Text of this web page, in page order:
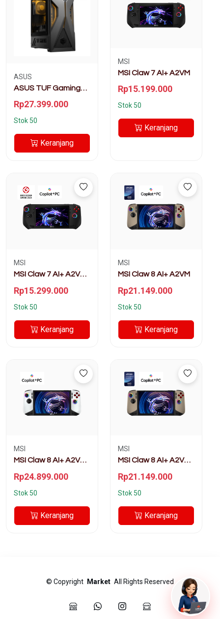
ASUS
ASUS TUF Gaming
I7NT6CG3G-HM
Rp27.399.000
Stok 50
Keranjang
MSI
MSI Claw 7 AI+ A2VM
Rp15.199.000
Stok 50
Keranjang
MSI
MSI Claw 7 AI+ A2VM
Rp15.299.000
Stok 50
Keranjang
MSI
MSI Claw 8 AI+ A2VM
Rp21.149.000
Stok 50
Keranjang
MSI
MSI Claw 8 AI+ A2VM
Edition
Rp24.899.000
Stok 50
Keranjang
MSI
MSI Claw 8 AI+ A2VM
Rp21.149.000
Stok 50
Keranjang
© Copyright Market All Rights Reserved